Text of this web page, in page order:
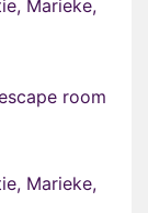
Marieke,
room
Marieke,